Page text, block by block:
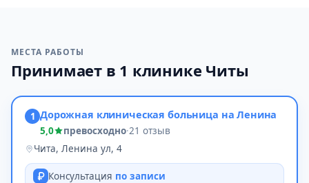
МЕСТА РАБОТЫ
Принимает в 1 клинике Читы
1 Дорожная клиническая больница на Ленина
5,0 превосходно·21 отзыв
Чита, Ленина ул, 4
Консультация по записи